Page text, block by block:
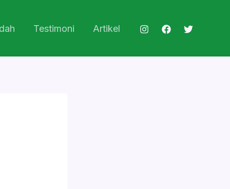
Testimoni Artikel